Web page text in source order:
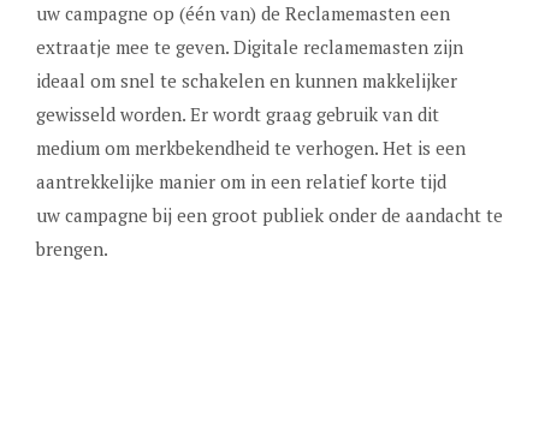
uw campagne op (één van) de Reclamemasten een
extraatje mee te geven. Digitale reclamemasten zijn
ideaal om snel te schakelen en kunnen makkelijker
gewisseld worden. Er wordt graag gebruik van dit
medium om merkbekendheid te verhogen. Het is een
aantrekkelijke manier om in een relatief korte tijd
uw campagne bij een groot publiek onder de aandacht te
brengen.